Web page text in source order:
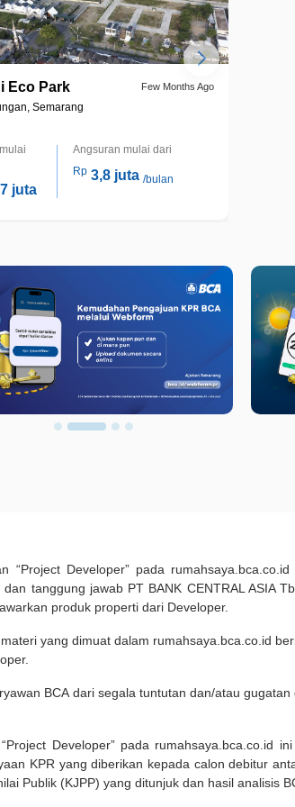
Eco Park
Semarang
Few Months Ago
juta
Angsuran mulai dari
Rp 3,8 juta /bulan
Developer” pada
tanggung jawab PT BANK CENTRAL ASIA
produk properti dari Developer.
yang dimuat dalam rumahsaya.bca.co.id
BCA dari segala tuntutan dan/atau
Developer” pada rumahsaya.bca.co.id
KPR yang diberikan kepada calon debitur
Publik (KJPP) yang ditunjuk dan hasil analisis